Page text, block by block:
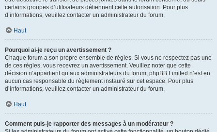
certains groupes d’utilisateurs détiennent cette autorisation. Pour plus
d’informations, veuillez contacter un administrateur du forum.
Haut
Pourquoi ai-je reçu un avertissement ?
Chaque forum a son propre ensemble de règles. Si vous ne respectez pas une
de ces règles, vous recevrez un avertissement. Veuillez noter que cette
décision n’appartient qu’aux administrateurs du forum, phpBB Limited n’est en
aucun cas responsable du règlement instauré sur cet espace. Pour plus
d’informations, veuillez contacter un administrateur du forum.
Haut
Comment puis-je rapporter des messages à un modérateur ?